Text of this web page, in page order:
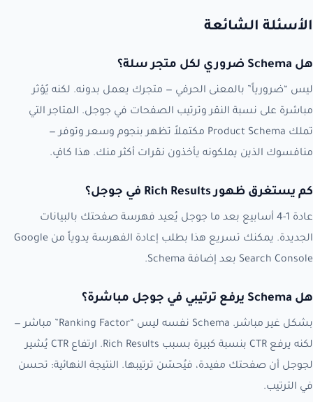
الأسئلة الشائعة
هل Schema ضروري لكل متجر سلة؟
ليس “ضرورياً” بالمعنى الحرفي — متجرك يعمل بدونه. لكنه يُؤثر
مباشرة على نسبة النقر وترتيب الصفحات في جوجل. المتاجر التي
تملك Product Schema مكتملاً تظهر بنجوم وسعر وتوفر —
منافسوك الذين يملكونه يأخذون نقرات أكثر منك. هذا كافٍ.
كم يستغرق ظهور Rich Results في جوجل؟
عادة 1-4 أسابيع بعد ما جوجل يُعيد فهرسة صفحتك بالبيانات
الجديدة. يمكنك تسريع هذا بطلب إعادة الفهرسة يدوياً من Google
Search Console بعد إضافة Schema.
هل Schema يرفع ترتيبي في جوجل مباشرة؟
بشكل غير مباشر. Schema نفسه ليس “Ranking Factor” مباشر —
لكنه يرفع CTR بنسبة كبيرة بسبب Rich Results. ارتفاع CTR يُشير
لجوجل أن صفحتك مفيدة، فيُحسّن ترتيبها. النتيجة النهائية: تحسن
في الترتيب.